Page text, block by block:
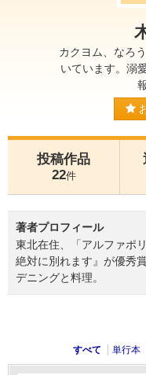
カクヨム、なろ
いています。溺
投稿作品
22件
著者プロフィール
東北在住、「アルファポ
絶対に別れます』が優秀
デニングと料理。
すべて 単行本